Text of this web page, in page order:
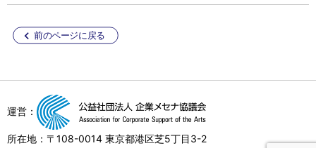
前のページに戻る
運営：
所在地：〒108-0014 東京都港区芝5丁目3-2